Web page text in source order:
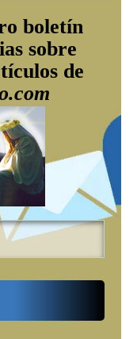
boletín
sobre
de